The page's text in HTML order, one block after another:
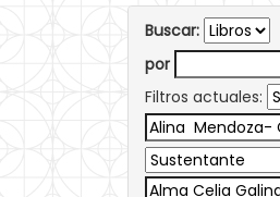
Buscar:
por
Filtros actuales: